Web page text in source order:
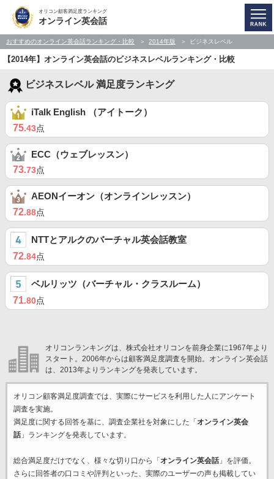
オリコン顧客満足度ランキング
オンライン英会話
おすすめのオンライン英会話ランキング・比較 2014年版 ビジネスレベル
【2014年】オンライン英会話のビジネスレベルランキング・比較
ビジネスレベル 満足度ランキング
iTalk English （アイトーク）
75.43点
ECC（ウェブレッスン）
73.73点
AEONイーオン（オンラインレッスン）
72.88点
NTTとアルクのバーチャル英会話教室
72.84点
ベルリッツ（バーチャル・クラスルーム）
71.80点
オリコンランキングは、株式会社オリコンを前身企業に1967年より
スタート。2006年からは顧客満足度調査を開始。オンライン英会話
は、2013年よりランキングを発表しています。
オリコン顧客満足度調査では、実際にサービスを利用した 人にアンケート
調査を実施。
満足度に関する回答を基に、調査企業社を対象にした「 オンライン英会
話」ランキングを発表しています。
総合満足度だけでなく、様々な切り口から「 オンライン英会話」を評価。
さらに回答者の口コミや評判といった、実際のユーザーの声も掲載してい